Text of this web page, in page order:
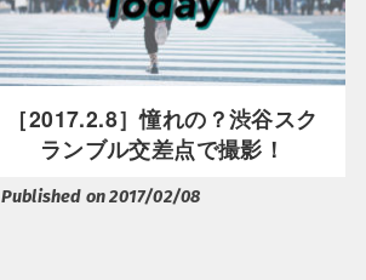
［2017.2.8］憧れの？渋谷スク
ランブル交差点で撮影！
Published on 2017/02/08